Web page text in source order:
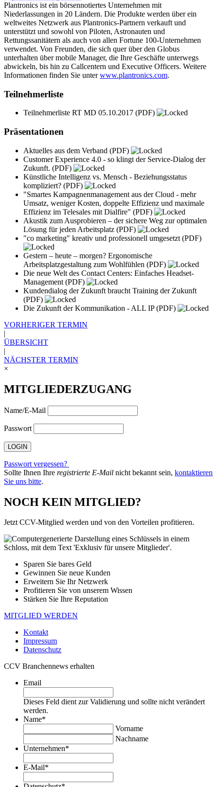
Plantronics ist ein börsennotiertes Unternehmen mit
Niederlassungen in 20 Ländern. Die Produkte werden über ein
weltweites Netzwerk aus Plantronics-Partnern verkauft und
unterstützt und sowohl von Piloten, Astronauten und
Rettungssanitätern als auch von allen Fortune 100-Unternehmen
verwendet. Von Freunden, die sich quer über den Globus
unterhalten über mobile Manager, die Ihre Geschäfte unterwegs
abwickeln, bis hin zu Callcentern und Executive Officers. Weitere
Informationen finden Sie unterwww.plantronics.com.
Teilnehmerliste
Teilnehmerliste RT MD 05.10.2017 (PDF)
Präsentationen
Aktuelles aus dem Verband (PDF)
Customer Experience 4.0 - so klingt der Service-Dialog der
Zukunft. (PDF)
Künstliche Intelligenz vs. Mensch - Beziehungsstatus
kompliziert? (PDF)
"Smartes Kampagnenmanagement aus der Cloud - mehr
Umsatz, weniger Kosten, doppelte Effizienz und maximale
Effizienz im Telesales mit Dialfire" (PDF)
Akustik zum Ausprobieren – der sichere Weg zur optimalen
Lösung für jeden Arbeitsplatz (PDF)
"co marketing" kreativ und professionell umgesetzt (PDF)
Gestern – heute – morgen? Ergonomische
Arbeitsplatzgestaltung zum Wohlfühlen (PDF)
Die neue Welt des Contact Centers: Einfaches Headset-
Management (PDF)
Kundendialog der Zukunft braucht Training der Zukunft
(PDF)
Die Zukunft der Kommunikation - ALL IP(PDF)
VORHERIGER TERMIN
|
ÜBERSICHT
|
NÄCHSTER TERMIN
×
MITGLIEDERZUGANG
Name/E-Mail
Passwort
Passwort vergessen?
Sollte Ihnen Ihre registrierte E-Mail nicht bekannt sein, kontaktieren
Sie uns bitte.
NOCH KEIN MITGLIED?
Jetzt CCV-Mitglied werden und von den Vorteilen profitieren.
Sparen Sie bares Geld
Gewinnen Sie neue Kunden
Erweitern Sie Ihr Netzwerk
Profitieren Sie von unserem Wissen
Stärken Sie Ihre Reputation
MITGLIED WERDEN
Kontakt
Impressum
Datenschutz
CCV Branchennews erhalten
Email
Dieses Feld dient zur Validierung und sollte nicht verändert
werden.
Name*
Vorname
Nachname
Unternehmen*
E-Mail*